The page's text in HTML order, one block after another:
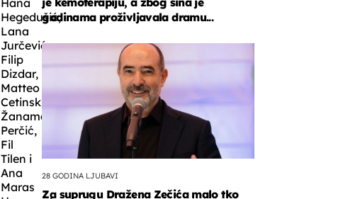
Hegedušić,
Lana
Jurčević,
Filip
Dizdar,
Matteo
Cetinski,
Žanamari
Perčić,
Fil
Tilen i
Ana
Maras
godinama proživljavala dramu...
28 GODINA LJUBAVI
Za suprugu Dražena Zečića malo tko